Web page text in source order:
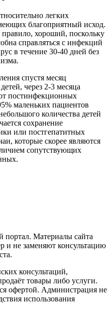
легких
благоприятный исход.
хороший, поскольку
справляться с инфекций
в течение 30-40 дней без
спустя месяц
через 2-3 месяца
постинфекционных
маленьких пациентов
количества детей
сохранение
или постгепатитных
которые скорее являются
сопутствующих
Материалы сайта
и не заменяют консультацию
консультаций,
товары либо услуги.
офертой. Администрация не
использования